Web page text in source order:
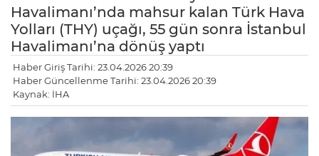
Havalimanı’nda mahsur kalan Türk Hava
Yolları (THY) uçağı, 55 gün sonra İstanbul
Havalimanı’na dönüş yaptı
Haber Giriş Tarihi: 23.04.2026 20:39
Haber Güncellenme Tarihi: 23.04.2026 20:39
Kaynak: İHA